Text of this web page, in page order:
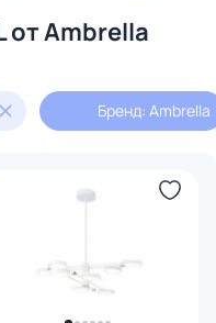
от Ambrella
Бренд: Ambrella
Потолочные